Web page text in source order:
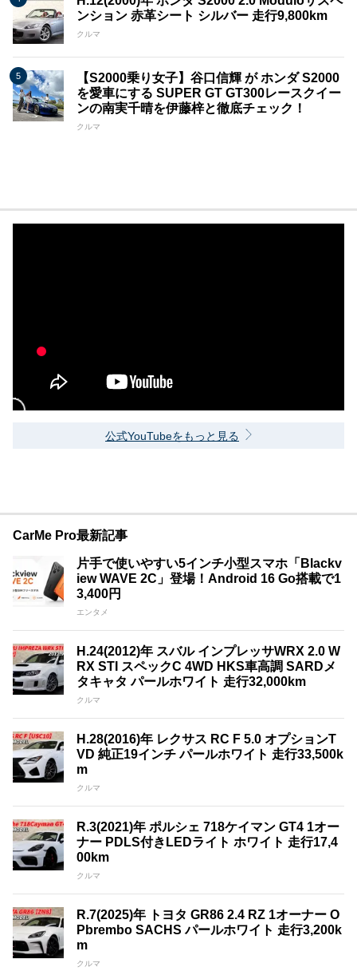
ンション 赤革シート シルバー 走行9,800km
クルマ
【S2000乗り女子】谷口信輝 が ホンダ S2000
を愛車にする SUPER GT GT300レースクイー
ンの南実千晴を伊藤梓と徹底チェック！
クルマ
公式YouTubeをもっと見る
CarMe Pro最新記事
片手で使いやすい5インチ小型スマホ「Blackv
iew WAVE 2C」登場！Android 16 Go搭載で1
3,400円
エンタメ
H.24(2012)年 スバル インプレッサWRX 2.0 W
RX STI スペックC 4WD HKS車高調 SARDメ
タキャタ パールホワイト 走行32,000km
クルマ
H.28(2016)年 レクサス RC F 5.0 オプションT
VD 純正19インチ パールホワイト 走行33,500k
m
クルマ
R.3(2021)年 ポルシェ 718ケイマン GT4 1オー
ナー PDLS付きLEDライト ホワイト 走行17,4
00km
クルマ
R.7(2025)年 トヨタ GR86 2.4 RZ 1オーナー O
Pbrembo SACHS パールホワイト 走行3,200k
m
クルマ